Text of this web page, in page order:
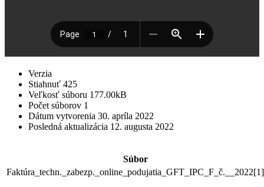
Verzia
Stiahnuť 425
Veľkosť súboru 177.00kB
Počet súborov 1
Dátum vytvorenia 30. apríla 2022
Posledná aktualizácia 12. augusta 2022
Súbor
Faktúra_techn._zabezp._online_podujatia_GFT_IPC_F_č.__2022[1]